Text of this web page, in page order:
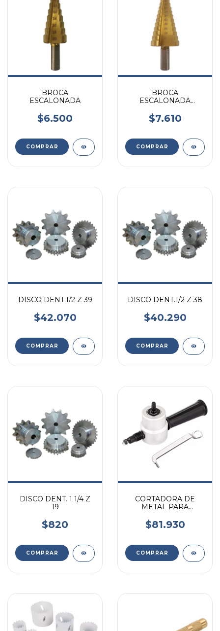
BROCA
ESCALONADA
$6.500
BROCA
ESCALONADA
PERFORACION DE 4
A 32MM)
$7.610
DISCO DENT.1/2 Z 39
$42.070
DISCO DENT.1/2 Z 38
$40.290
DISCO DENT. 1 1/4 Z
19
$820
CORTADORA DE
METAL PARA
$81.930